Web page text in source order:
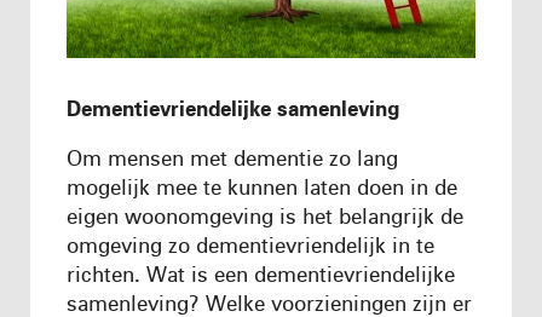
Dementievriendelijke samenleving
Om mensen met dementie zo lang
mogelijk mee te kunnen laten doen in de
eigen woonomgeving is het belangrijk de
omgeving zo dementievriendelijk in te
richten. Wat is een dementievriendelijke
samenleving? Welke voorzieningen zijn er